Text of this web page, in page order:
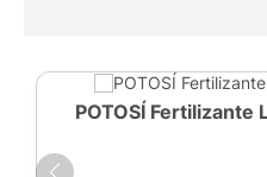
POTOSÍ Fertilizante